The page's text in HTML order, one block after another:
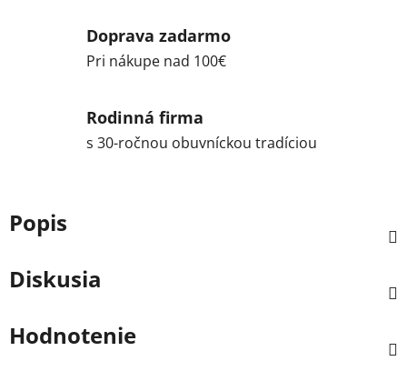
Doprava zadarmo
Pri nákupe nad 100€
Rodinná firma
s 30-ročnou obuvníckou tradíciou
Popis
Diskusia
Hodnotenie